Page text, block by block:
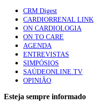
Governo prorroga
Trodelvy
mama triplo
elegíveis para
61 visualizações
Especialistas
para ajudar a
57 visualizações
CRM Digest
CARDIORRENAL LINK
ON CARDIOLOGIA
ON TO CARE
AGENDA
ENTREVISTAS
SIMPÓSIOS
SAÚDEONLINE.TV
OPINIÃO
Esteja sempre informado